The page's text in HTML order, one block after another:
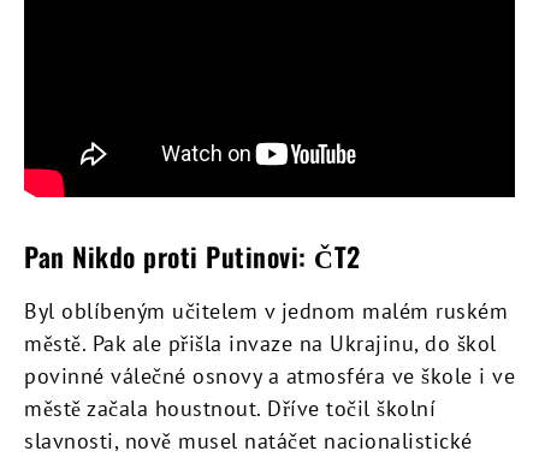
Pan Nikdo proti Putinovi: ČT2
Byl oblíbeným učitelem v jednom malém ruském
městě. Pak ale přišla invaze na Ukrajinu, do škol
povinné válečné osnovy a atmosféra ve škole i ve
městě začala houstnout. Dříve točil školní
slavnosti, nově musel natáčet nacionalistické